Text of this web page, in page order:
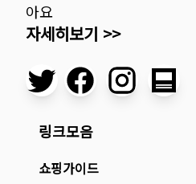
아요
자세히보기 >>
링크모음
쇼핑가이드